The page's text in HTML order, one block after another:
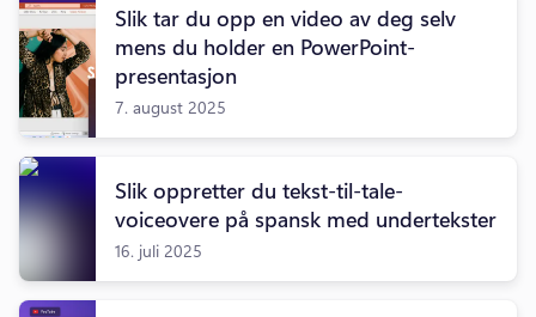
Slik tar du opp en video av deg selv
mens du holder en PowerPoint-
presentasjon
7. august 2025
Slik oppretter du tekst-til-tale-
voiceovere på spansk med undertekster
16. juli 2025